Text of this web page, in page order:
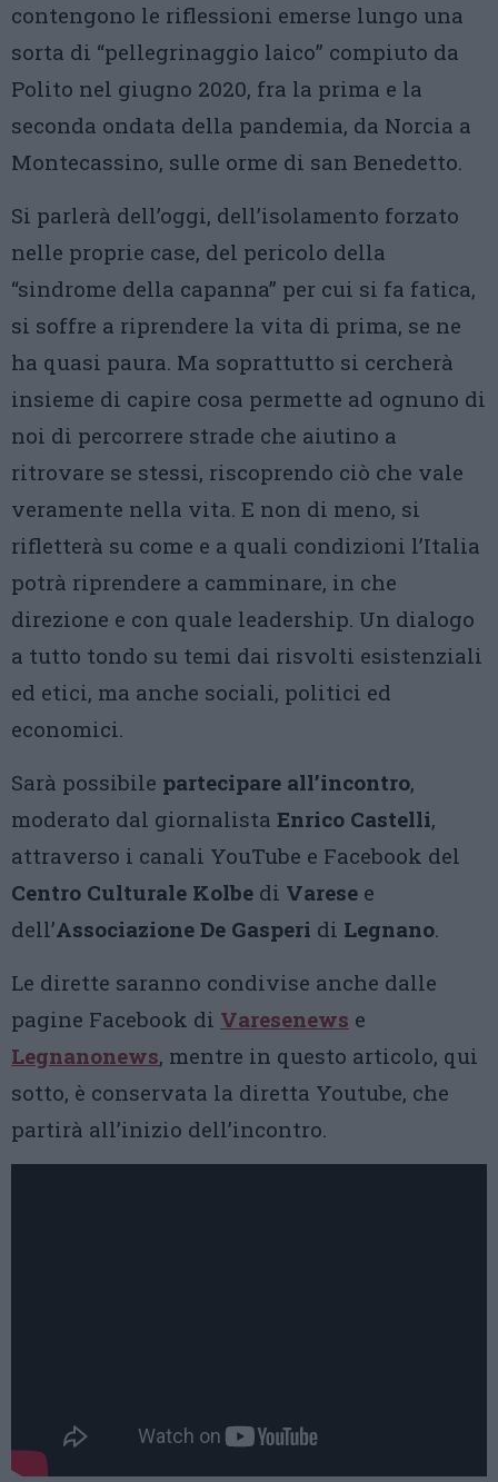
contengono le riflessioni emerse lungo una
sorta di “pellegrinaggio laico” compiuto da
Polito nel giugno 2020, fra la prima e la
seconda ondata della pandemia, da Norcia a
Montecassino, sulle orme di san Benedetto.
Si parlerà dell’oggi, dell’isolamento forzato
nelle proprie case, del pericolo della
“sindrome della capanna” per cui si fa fatica,
si soffre a riprendere la vita di prima, se ne
ha quasi paura. Ma soprattutto si cercherà
insieme di capire cosa permette ad ognuno di
noi di percorrere strade che aiutino a
ritrovare se stessi, riscoprendo ciò che vale
veramente nella vita. E non di meno, si
rifletterà su come e a quali condizioni l’Italia
potrà riprendere a camminare, in che
direzione e con quale leadership. Un dialogo
a tutto tondo su temi dai risvolti esistenziali
ed etici, ma anche sociali, politici ed
economici.
Sarà possibile partecipare all’incontro,
moderato dal giornalista Enrico Castelli,
attraverso i canali YouTube e Facebook del
Centro Culturale Kolbe di Varese e
dell’Associazione De Gasperi di Legnano.
Le dirette saranno condivise anche dalle
pagine Facebook di Varesenews e
Legnanonews, mentre in questo articolo, qui
sotto, è conservata la diretta Youtube, che
partirà all’inizio dell’incontro.